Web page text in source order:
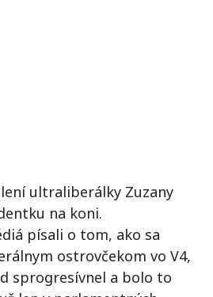
ultraliberálky Zuzany
na koni.
písali o tom, ako sa
ostrovčekom vo V4,
sprogresívnel a bolo to